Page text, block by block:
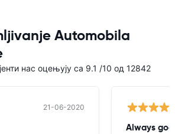
Automobila
нас оцењују са 9.1 /10 од 12842
21-06-2020